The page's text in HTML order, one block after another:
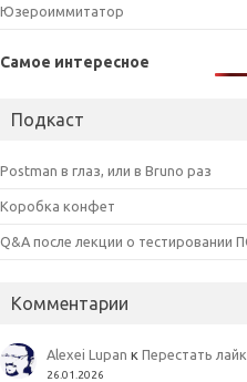
Юзероиммитатор
Самое интересное
Подкаст
Postman в глаз, или в Bruno раз
Коробка конфет
Q&A после лекции о тестировании
Комментарии
Alexei Lupan кПерестать
26.01.2026